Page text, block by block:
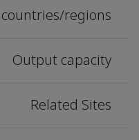
regions
Output capacity
Related Sites